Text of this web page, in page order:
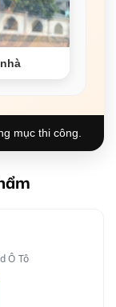
mục thi công.
Ô Tô